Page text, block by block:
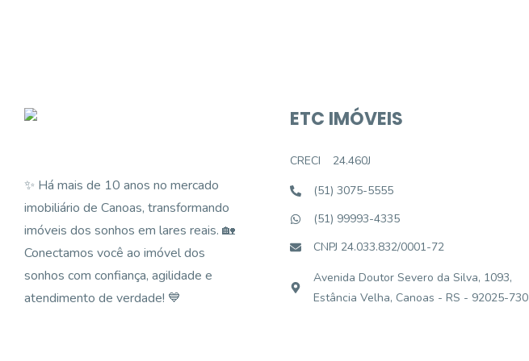
✨ Há mais de 10 anos no mercado
imobiliário de Canoas, transformando
imóveis dos sonhos em lares reais. 🏡
Conectamos você ao imóvel dos
sonhos com confiança, agilidade e
atendimento de verdade! 💙
ETC IMÓVEIS
CRECI
24.460J
(51) 3075-5555
(51) 99993-4335
CNPJ 24.033.832/0001-72
Avenida Doutor Severo da Silva, 1093,
Estância Velha, Canoas - RS - 92025-730